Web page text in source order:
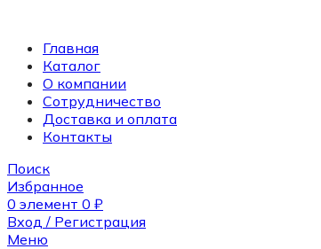
Главная
Каталог
О компании
Сотрудничество
Доставка и оплата
Контакты
Поиск
Избранное
0 элемент 0 ₽
Вход / Регистрация
Меню